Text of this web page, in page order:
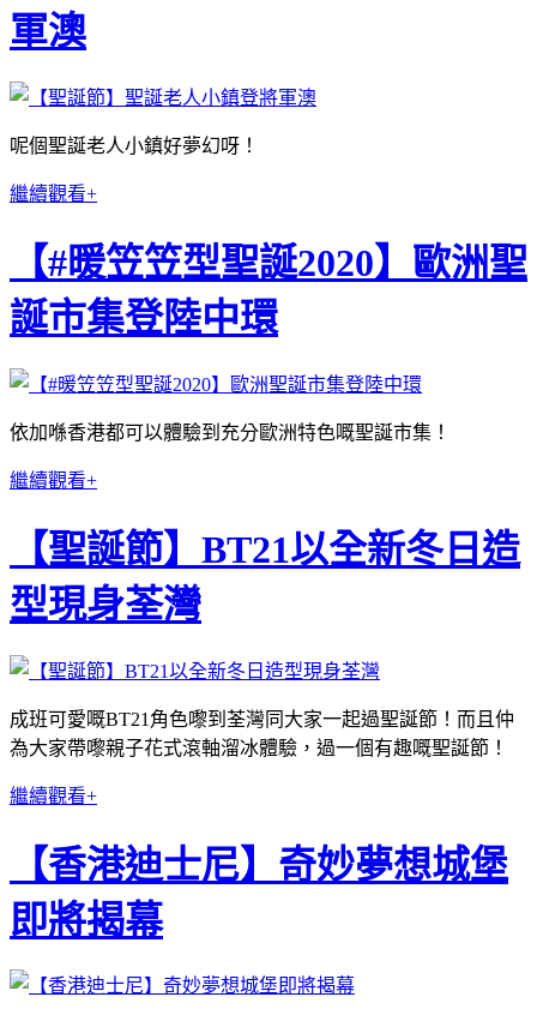
軍澳
呢個聖誕老人小鎮好夢幻呀！
繼續觀看+
【#暖笠笠型聖誕2020】歐洲聖
誕市集登陸中環
依加喺香港都可以體驗到充分歐洲特色嘅聖誕市集！
繼續觀看+
【聖誕節】BT21以全新冬日造
型現身荃灣
成班可愛嘅BT21角色嚟到荃灣同大家一起過聖誕節！而且仲
為大家帶嚟親子花式滾軸溜冰體驗，過一個有趣嘅聖誕節！
繼續觀看+
【香港迪士尼】奇妙夢想城堡
即將揭幕